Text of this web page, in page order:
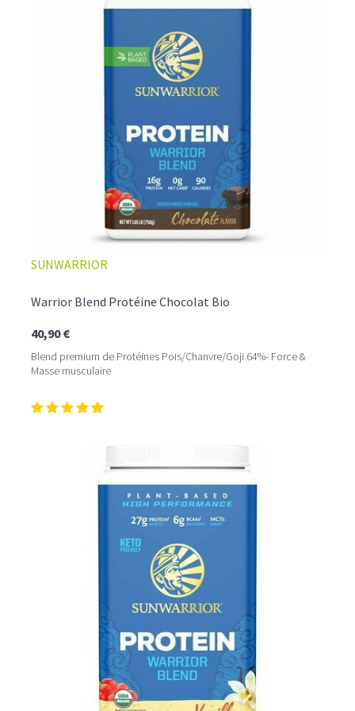
COMMENT LES UTILISER? QUEL DOSAGE?
Faciles et rapides à consommer, à diluer dans un shaker
boisson protéinéeou bien incorporées dans des
deviendront vos alliées santé au quotidien, à
raison d'une à troisdoses par jour, associée à une
alimentation variée et équilibrée.
Pour un effet optimal sur la récupération après l'effort,
consommez votre
shaker protéinédans l’heure qui suit
la séance d’entraînement. Dans le cadre d’une perte de
poids, la protéine peut intervenir en tant que collation à
11h et 16h. Comment mieux les savourer? Mixez les
protéines poudresavec des fruits et légumes et du lait
végétal, vous obtiendrez ainsi un délicieux
SUNWARRIOR
Warrior Blend Protéine Chocolat Bio
40,90 €
Blend premium de Protéines Pois/Chanvre/Goji 64%- Force &
Masse musculaire